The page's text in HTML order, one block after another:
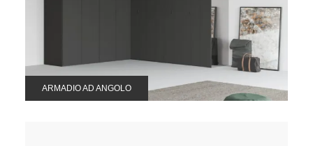
ARMADIO AD ANGOLO